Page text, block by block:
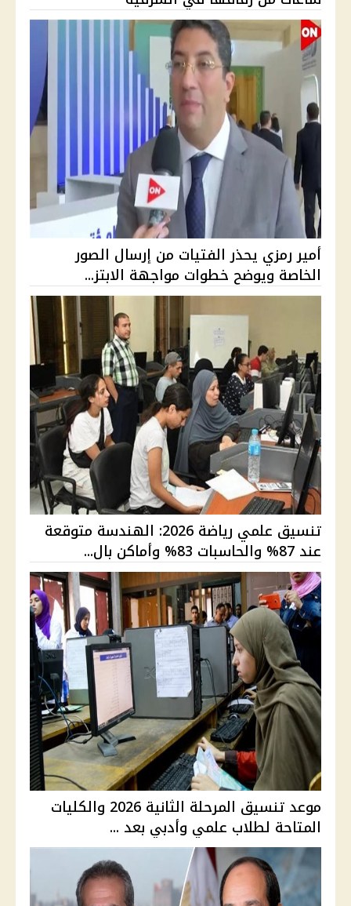
أمير رمزي يحذر الفتيات من إرسال الصور
الخاصة ويوضح خطوات مواجهة الابتز...
تنسيق علمي رياضة 2026: الهندسة متوقعة
عند 87% والحاسبات 83% وأماكن بال...
موعد تنسيق المرحلة الثانية 2026 والكليات
المتاحة لطلاب علمي وأدبي بعد ...